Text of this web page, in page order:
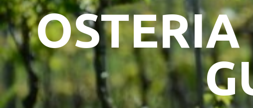
OSTERIA